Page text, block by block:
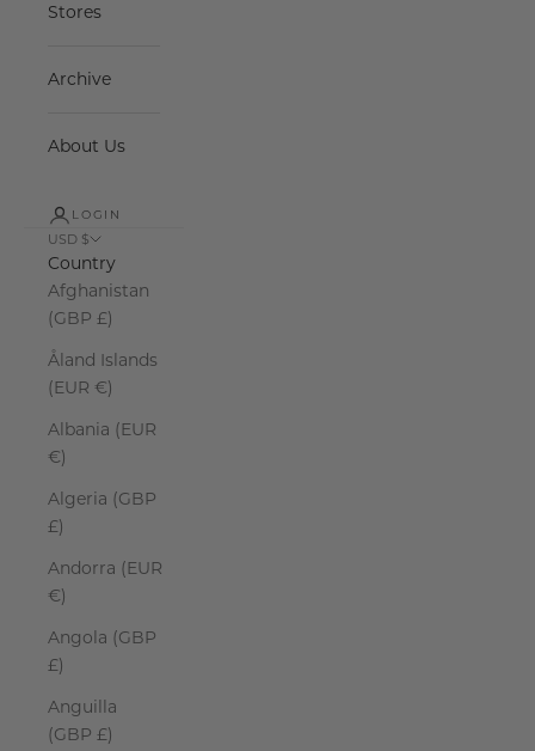
Stores
Archive
About Us
LOGIN
USD $
Country
Afghanistan
(GBP £)
Åland Islands
(EUR €)
Albania (EUR
€)
Algeria (GBP
£)
Andorra (EUR
€)
Angola (GBP
£)
Anguilla
(GBP £)